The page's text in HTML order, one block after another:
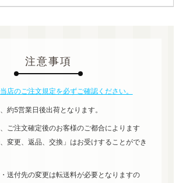
注意事項
店のご注文規定を必ずご確認ください。
約5営業日後出荷となります。
ご注文確定後のお客様のご都合によります
、変更、返品、交換」はお受けすることができ
送付先の変更は転送料が必要となりますの